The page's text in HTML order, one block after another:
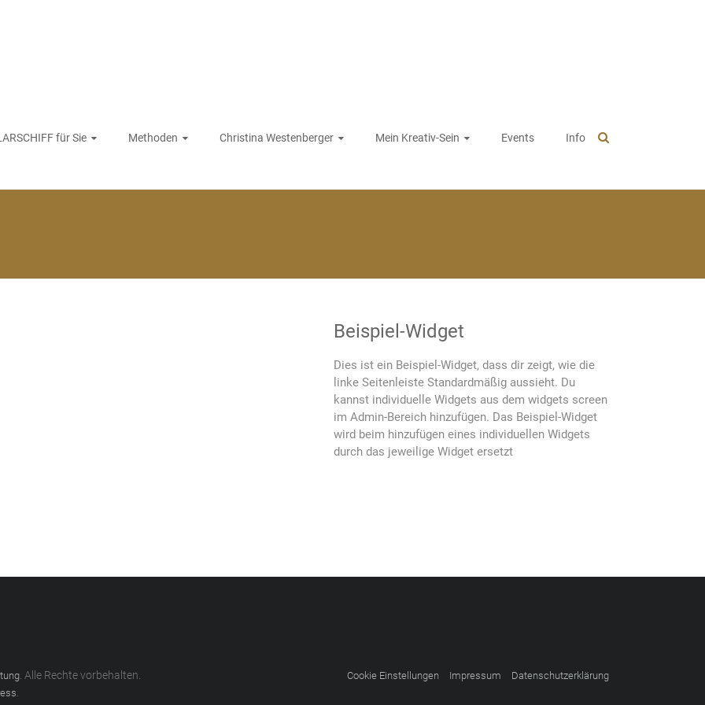
für Sie Methoden Christina Westenberger Mein Kreativ-Sein Events Info
Beispiel-Widget
Dies ist ein Beispiel-Widget, dass dir zeigt, wie die
linke Seitenleiste Standardmäßig aussieht. Du
kannst individuelle Widgets aus dem widgets screen
im Admin-Bereich hinzufügen. Das Beispiel-Widget
wird beim hinzufügen eines individuellen Widgets
durch das jeweilige Widget ersetzt
. Alle Rechte vorbehalten.
Cookie Einstellungen Impressum Datenschutzerklärung